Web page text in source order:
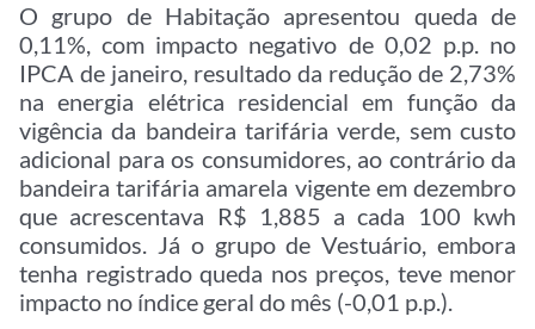
O grupo de Habitação apresentou queda de
0,11%, com impacto negativo de 0,02 p.p. no
IPCA de janeiro, resultado da redução de 2,73%
na energia elétrica residencial em função da
vigência da bandeira tarifária verde, sem custo
adicional para os consumidores, ao contrário da
bandeira tarifária amarela vigente em dezembro
que acrescentava R$ 1,885 a cada 100 kwh
consumidos. Já o grupo de Vestuário, embora
tenha registrado queda nos preços, teve menor
impacto no índice geral do mês (-0,01 p.p.).